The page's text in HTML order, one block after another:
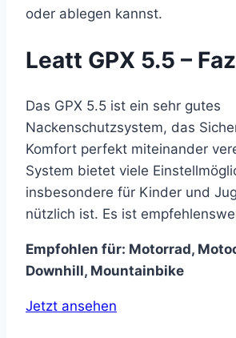
oder ablegen kannst.
Leatt GPX 5.5 –
Das GPX 5.5 ist ein sehr gutes
Nackenschutzsystem, das
Komfort perfekt miteinander
System bietet viele
insbesondere für Kinder und
nützlich ist. Es ist
Empfohlen für: Motorrad,
Downhill, Mountainbike
Jetzt ansehen